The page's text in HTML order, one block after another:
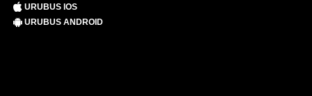
URUBUS IOS
URUBUS ANDROID